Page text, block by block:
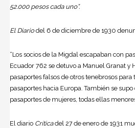
52.000 pesos cada uno”.
El Diariodel 6 de diciembre de 1930
“Los socios de la Migdal escapaban con
Ecuador 762 se detuvo a Manuel Granat y
pasaportes falsos de otros tenebrosos
pasaportes hacia Europa. También se
pasaportes de mujeres, todas ellas
El diario Críticadel 27 de enero de 1931